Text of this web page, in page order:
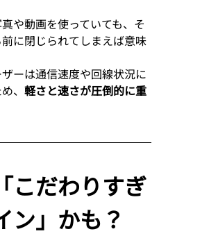
や動画を使っていても、そ
に閉じられてしまえば意味
ーは通信速度や回線状況に
、軽さと速さが圧倒的に重
こだわりすぎ
ン」かも？